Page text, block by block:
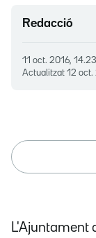
Redacció
11 oct. 2016, 14.23
Actualitzat 12 oct.
L'Ajuntament